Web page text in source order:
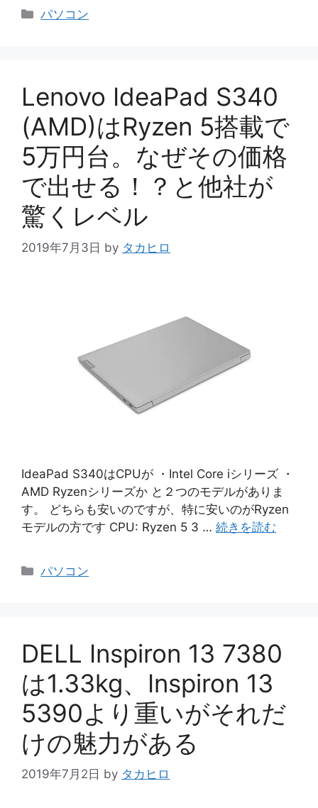
カ
パソコン
Lenovo IdeaPad S340
(AMD)はRyzen 5搭載で
5万円台。なぜその価格
で出せる！？と他社が
驚くレベル
2019年7月3日 by タカヒロ
IdeaPad S340はCPUが ・Intel Core iシリーズ ・
AMD Ryzenシリーズか と２つのモデルがありま
す。 どちらも安いのですが、特に安いのがRyzen
モデルの方です CPU: Ryzen 5 3 … 続きを読む
カ
パソコン
DELL Inspiron 13 7380
は1.33kg、Inspiron 13
5390より重いがそれだ
けの魅力がある
2019年7月2日 by タカヒロ